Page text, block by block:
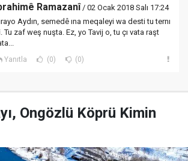
Ramazanî / 02 Ocak 2018 Salı 17:24
Aydın, semedê ına meqaleyi wa desti tu ternı
Tu zaf weş nuşta. Ez, yo Tavij o, tu çı vata raşt
Yanıtla (0) (0)
Ongözlü Köprü Kimin